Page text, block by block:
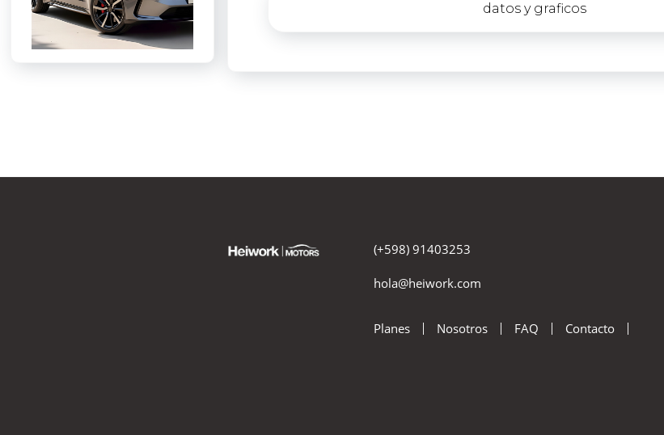
datos y graficos
(+598) 91403253
hola@heiwork.com
Planes Nosotros FAQ Contacto